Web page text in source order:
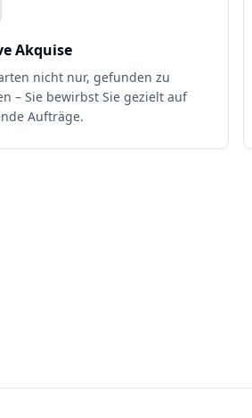
Akquise
nicht nur, gefunden zu
– Sie bewirbst Sie gezielt auf
Aufträge.